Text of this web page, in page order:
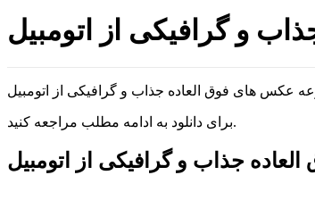
برای دانلود به ادامه مطلب مراجعه کنید.